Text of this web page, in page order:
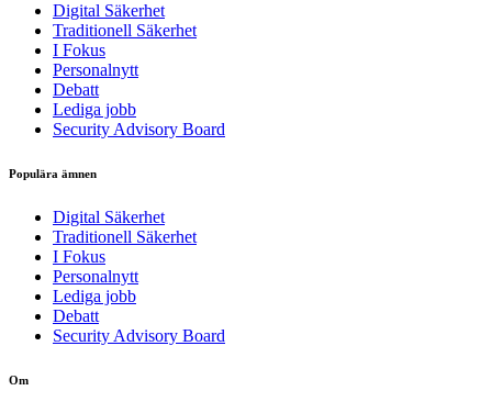
Digital Säkerhet
Traditionell Säkerhet
I Fokus
Personalnytt
Debatt
Lediga jobb
Security Advisory Board
Populära ämnen
Digital Säkerhet
Traditionell Säkerhet
I Fokus
Personalnytt
Lediga jobb
Debatt
Security Advisory Board
Om